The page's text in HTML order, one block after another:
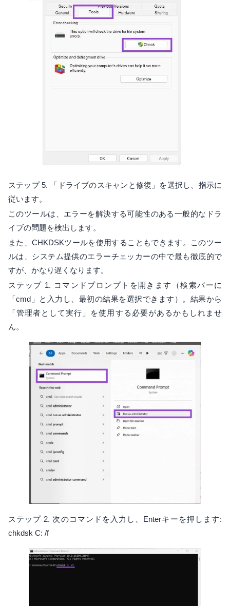
ステップ 5. 「ドライブのスキャンと修復」を選択し、指示に
従います。
このツールは、エラーを解決する可能性のある一般的なドラ
イブの問題を検出します。
また、CHKDSKツールを使用することもできます。このツー
ルは、システム提供のエラーチェッカーの中で最も徹底的で
すが、かなり遅くなります。
ステップ 1. コマンドプロンプトを開きます（検索バーに
「cmd」と入力し、最初の結果を選択できます）。結果から
「管理者として実行」を使用する必要があるかもしれませ
ん。
ステップ 2. 次のコマンドを入力し、Enterキーを押します:
chkdsk C: /f